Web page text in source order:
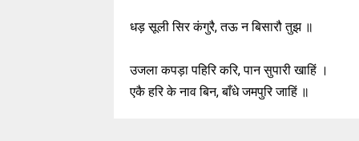
धड़ सूली सिर कंगुरै, तऊ न बिसारौ तुझ ॥
उजला कपड़ा पहिरि करि, पान सुपारी खाहिं ।
एकै हरि के नाव बिन, बाँधे जमपुरि जाहिं ॥